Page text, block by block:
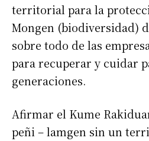
territorial para la
Mongen (biodiversidad)
sobre todo de las
para recuperar y cuidar
generaciones.
Afirmar el Kume
peñi – lamgen sin un